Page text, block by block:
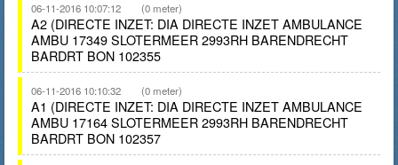
06-11-2016 10:07:12 (0 meter)
A2 (DIRECTE INZET: DIA DIRECTE INZET AMBULANCE
AMBU 17349 SLOTERMEER 2993RH BARENDRECHT
BARDRT BON 102355
06-11-2016 10:10:32 (0 meter)
A1 (DIRECTE INZET: DIA DIRECTE INZET AMBULANCE
AMBU 17164 SLOTERMEER 2993RH BARENDRECHT
BARDRT BON 102357